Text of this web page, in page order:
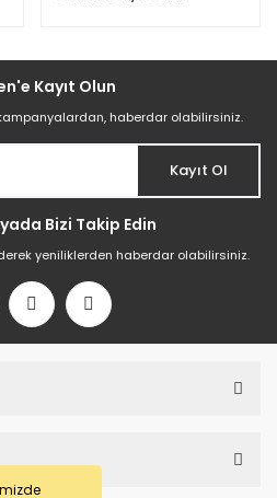
Kayıt Olun
haberdar olabilirsiniz.
Kayıt Ol
Bizi Takip Edin
yeniliklerden haberdar olabilirsiniz.